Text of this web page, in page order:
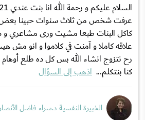
عرفت شخص من ثلاث سنوات حبينا بعض
كاكل البنات طبعا مشيت ورى مشاعري و
علاقه كاملا و آمنت في كلاموا و انو مش
رح نتزوج انشاء الله بس كل ده طلع
كنا بنتكلم... اذهب إلى السؤال
الخبيرة النفسية د.سراء فاضل